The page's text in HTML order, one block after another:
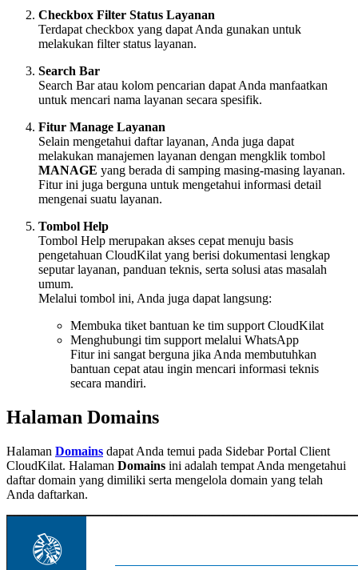
Checkbox Filter Status Layanan
Terdapat checkbox yang dapat Anda gunakan untuk
melakukan filter status layanan.
Search Bar
Search Bar atau kolom pencarian dapat Anda manfaatkan
untuk mencari nama layanan secara spesifik.
Fitur Manage Layanan
Selain mengetahui daftar layanan, Anda juga dapat
melakukan manajemen layanan dengan mengklik tombol
MANAGE yang berada di samping masing-masing layanan.
Fitur ini juga berguna untuk mengetahui informasi detail
mengenai suatu layanan.
Tombol Help
Tombol Help merupakan akses cepat menuju basis
pengetahuan CloudKilat yang berisi dokumentasi lengkap
seputar layanan, panduan teknis, serta solusi atas masalah
umum.
Melalui tombol ini, Anda juga dapat langsung:
Membuka tiket bantuan ke tim support CloudKilat
Menghubungi tim support melalui WhatsApp
Fitur ini sangat berguna jika Anda membutuhkan
bantuan cepat atau ingin mencari informasi teknis
secara mandiri.
Halaman Domains
Halaman Domains dapat Anda temui pada Sidebar Portal Client
CloudKilat. Halaman Domains ini adalah tempat Anda mengetahui
daftar domain yang dimiliki serta mengelola domain yang telah
Anda daftarkan.